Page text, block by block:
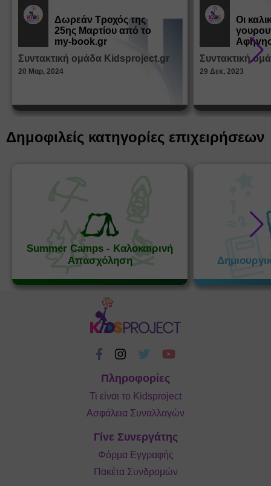
Δωρεάν Tροχός της
25ης Μαρτίου από το
my-book.gr
Συντακτική ομάδα Kidsproject.gr
20 Μαρ, 2024
Οι
από τα
Συντακτική
29 Δεκ, 2023
Δημοφιλείς κατηγορίες επιχειρήσεων
Summer Camps - Καλοκαιρινή
Απασχόληση
Πληροφορίες
Τι είναι το Kidsproject
Ασφάλεια Συναλλαγών
Γίνε Συνεργάτης
Φόρμα Εγγραφής
Πακέτα Συνδρομών